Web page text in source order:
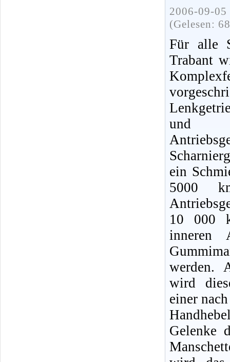
2006-09-
(Gelesen:
Für alle
Trabant
und
ein
5000
10 000
inneren
werden.
wird
einer
Gelenke